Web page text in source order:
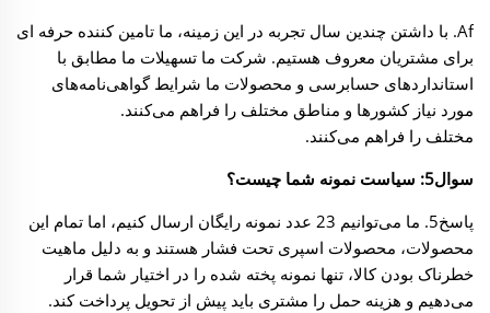
Af. با داشتن چندین سال تجربه در این زمینه، ما تامین کننده حرفه ای
برای مشتریان معروف هستیم. شرکت ما تسهیلات ما مطابق با
استانداردهای حسابرسی و محصولات ما شرایط گواهی‌نامه‌های
مورد نیاز کشورها و مناطق مختلف را فراهم می‌کنند.
مختلف را فراهم می‌کنند.
سوال5: سیاست نمونه شما چیست؟
پاسخ5. ما می‌توانیم 23 عدد نمونه رایگان ارسال کنیم، اما تمام این
محصولات، محصولات اسپری تحت فشار هستند و به دلیل ماهیت
خطرناک بودن کالا، تنها نمونه پخته شده را در اختیار شما قرار
می‌دهیم و هزینه حمل را مشتری باید پیش از تحویل پرداخت کند.